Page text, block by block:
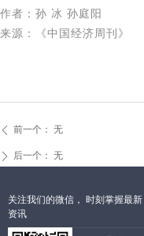
作者：孙 冰 孙庭阳
来源：《中国经济周刊》
ꄴ 前一个： 无
ꄲ 后一个： 无
关注我们的微信， 时刻掌握最新
资讯